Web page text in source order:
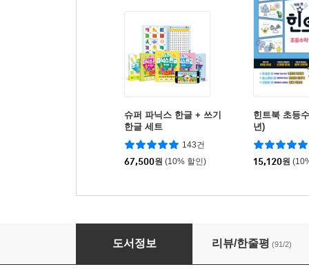
슈퍼 파닉스 한글 + 쓰기
한글 세트
143건
67,500원 (10% 할인)
힌트북 초등
년)
15,120원
수학기본서 씨 초등수학 3-1 (2026년용)
도서정보 리뷰/한줄평 (91/2)